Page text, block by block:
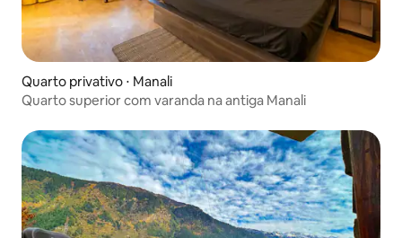
Quarto privativo ⋅ Manali
Quarto superior com varanda na antiga Manali